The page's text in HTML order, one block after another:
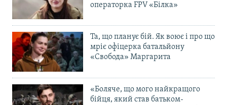
операторка FPV «Білка»
Та, що планує бій. Як воює і про що
мріє офіцерка батальйону
«Свобода» Маргарита
«Боляче, що мого найкращого
бійця, який став батьком-